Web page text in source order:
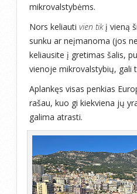
mikrovalstybėms.
Nors keliauti vien tikį vieną
sunku ar neįmanoma (jos
keliausite į gretimas šalis,
vienoje mikrovalstybių, gali
Aplankęs visas penkias
rašau, kuo gi kiekviena jų
galima atrasti.